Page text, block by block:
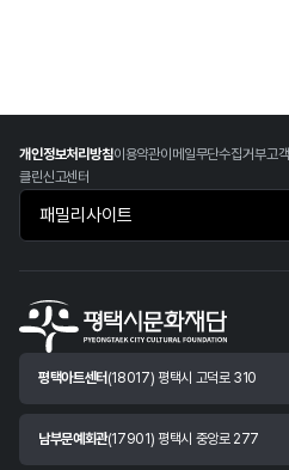
개인정보처리방침이용약관이메일무단수집거부고
클린신고센터
패밀리사이트 바로가기
평택아트센터 (18017) 평택시 고덕로 310
남부문예회관(17901) 평택시 중앙로 277